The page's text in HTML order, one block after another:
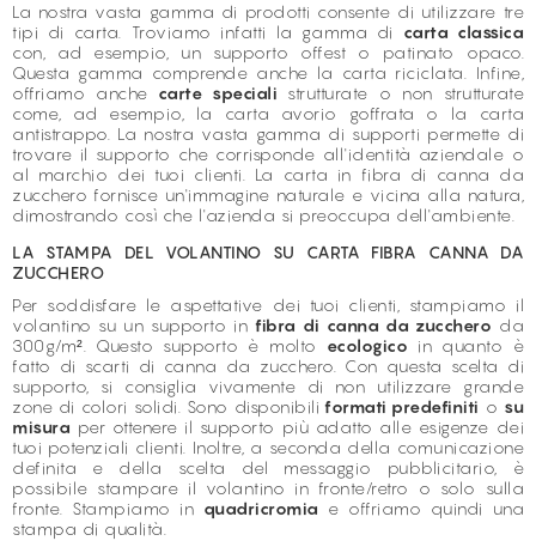
La nostra vasta gamma di prodotti consente di utilizzare tre
tipi di carta. Troviamo infatti la gamma di carta classica
con, ad esempio, un supporto offest o patinato opaco.
Questa gamma comprende anche la carta riciclata
. Infine,
offriamo anche carte speciali strutturate o non strutturate
come, ad esempio, la carta avorio goffrata o la carta
antistrappo . La nostra vasta gamma di supporti permette di
trovare il supporto che corrisponde all'identità aziendale o
al marchio dei tuoi clienti. La carta in fibra di canna da
zucchero fornisce un'immagine naturale e vicina alla natura,
dimostrando così che l'azienda si preoccupa dell'ambiente.
LA STAMPA DEL VOLANTINO SU CARTA FIBRA CANNA DA
ZUCCHERO
Per soddisfare le aspettative dei tuoi clienti, stampiamo il
volantino su un supporto infibra di canna da zucchero da
300g/m². Questo supporto è molto ecologico in quanto è
fatto di scarti di canna da zucchero. Con questa scelta di
supporto, si consiglia vivamente di non utilizzare grande
zone di colori solidi. Sono disponibili formati predefiniti o su
misura per ottenere il supporto più adatto alle esigenze dei
tuoi potenziali clienti. Inoltre, a seconda della comunicazione
definita e della scelta del messaggio pubblicitario, è
possibile stampare il volantino in fronte/retro o solo sulla
fronte. Stampiamo in quadricromia e offriamo quindi una
stampa di qualità.